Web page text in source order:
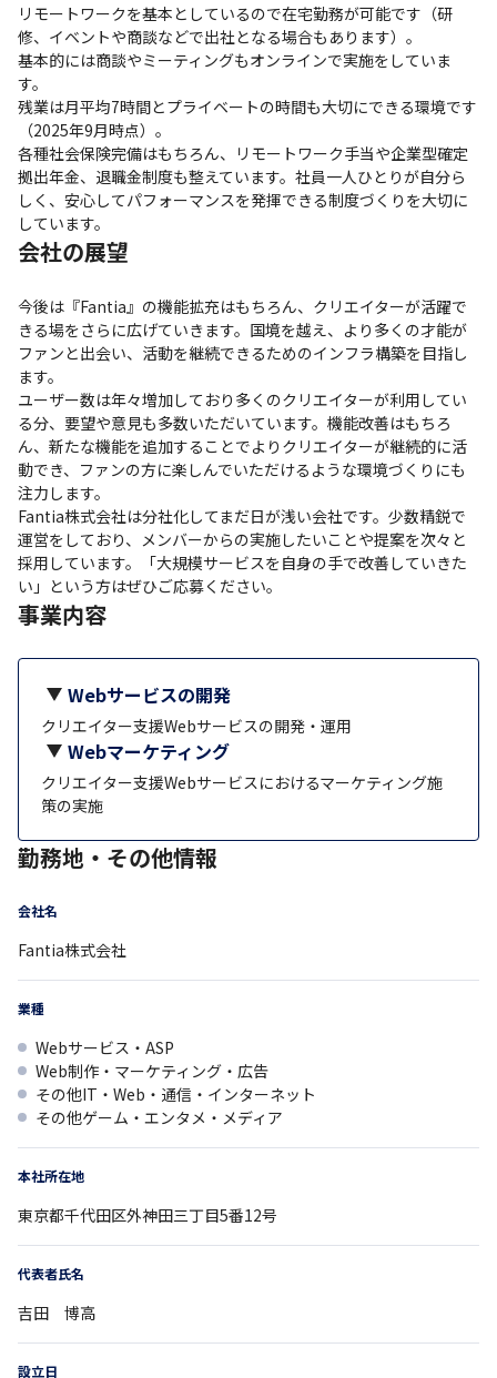
リモートワークを基本としているので在宅勤務が可能です（研
修、イベントや商談などで出社となる場合もあります）。
基本的には商談やミーティングもオンラインで実施をしていま
す。
残業は月平均7時間とプライベートの時間も大切にできる環境です
（2025年9月時点）。
各種社会保険完備はもちろん、リモートワーク手当や企業型確定
拠出年金、退職金制度も整えています。社員一人ひとりが自分ら
しく、安心してパフォーマンスを発揮できる制度づくりを大切に
しています。
会社の展望
今後は『Fantia』の機能拡充はもちろん、クリエイターが活躍で
きる場をさらに広げていきます。国境を越え、より多くの才能が
ファンと出会い、活動を継続できるためのインフラ構築を目指し
ます。
ユーザー数は年々増加しており多くのクリエイターが利用してい
る分、要望や意見も多数いただいています。機能改善はもちろ
ん、新たな機能を追加することでよりクリエイターが継続的に活
動でき、ファンの方に楽しんでいただけるような環境づくりにも
注力します。
Fantia株式会社は分社化してまだ日が浅い会社です。少数精鋭で
運営をしており、メンバーからの実施したいことや提案を次々と
採用しています。「大規模サービスを自身の手で改善していきた
い」という方はぜひご応募ください。
事業内容
Webサービスの開発
クリエイター支援Webサービスの開発・運用
Webマーケティング
クリエイター支援Webサービスにおけるマーケティング施
策の実施
勤務地・その他情報
会社名
Fantia株式会社
業種
Webサービス・ASP
Web制作・マーケティング・広告
その他IT・Web・通信・インターネット
その他ゲーム・エンタメ・メディア
本社所在地
東京都千代田区外神田三丁目5番12号
代表者氏名
吉田 博高
設立日